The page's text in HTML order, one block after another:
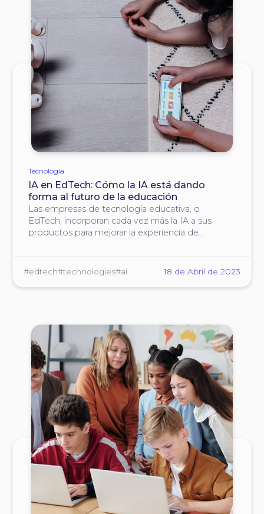
Tecnología
IA en EdTech: Cómo la IA está dando
forma al futuro de la educación
Las empresas de tecnología educativa, o
EdTech, incorporan cada vez más la IA a sus
productos para mejorar la experiencia de
#edtech#technologies#ai 18 de Abril de 2023